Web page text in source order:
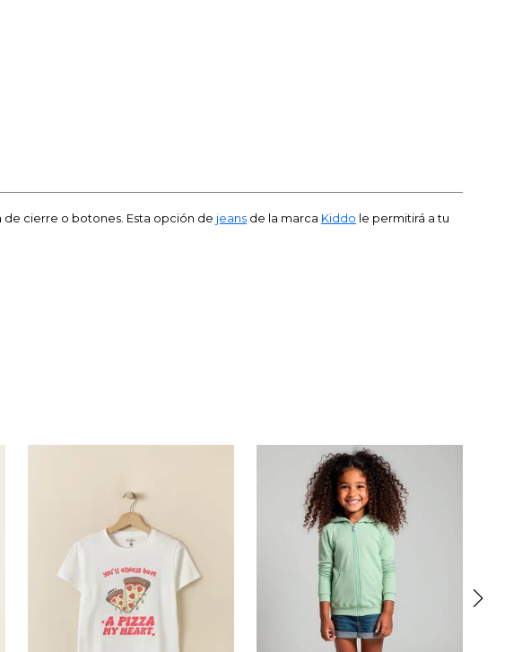
de cierre o botones. Esta opción de jeans de la marca Kiddo le permitirá a tu